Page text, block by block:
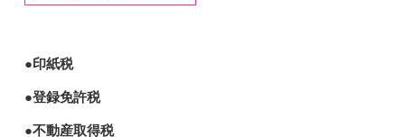
●印紙税
●登録免許税
●不動産取得税